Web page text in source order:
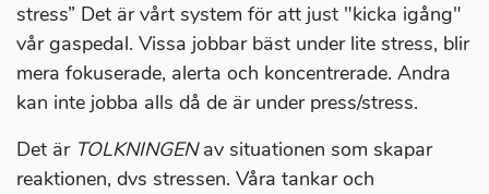
stress” Det är vårt system för att just "kicka igång"
vår gaspedal. Vissa jobbar bäst under lite stress, blir
mera fokuserade, alerta och koncentrerade. Andra
kan inte jobba alls då de är under press/stress.
Det är TOLKNINGENav situationen som skapar
reaktionen, dvs stressen. Våra tankar och